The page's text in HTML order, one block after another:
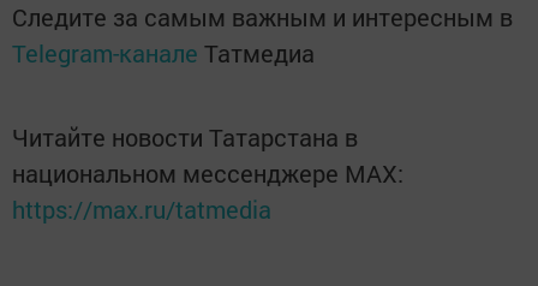
Следите за самым важным и интересным в
Telegram-канале Татмедиа
Читайте новости Татарстана в
национальном мессенджере MАХ:
https://max.ru/tatmedia